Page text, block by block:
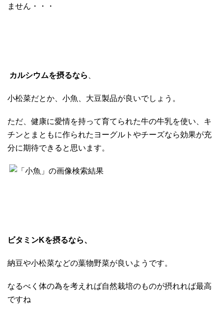
ません・・・
カルシウムを摂るなら
小松菜だとか、小魚、大豆製品が良いでしょう。
ただ、健康に愛情を持って育てられた牛の牛乳を使い、キ
チンとまともに作られたヨーグルトやチーズなら効果が充
分に期待できると思います。
ビタミンKを摂るなら、
納豆や小松菜などの葉物野菜が良いようです。
なるべく体の為を考えれば自然栽培のものが摂れれば最高
ですね